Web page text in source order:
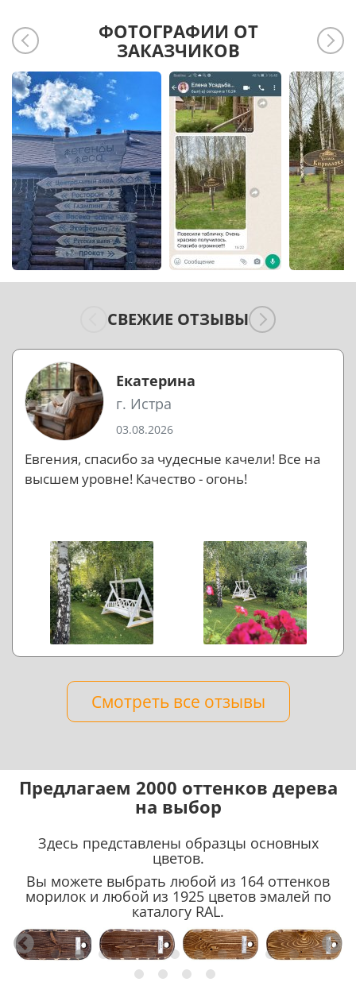
ФОТОГРАФИИ ОТ
ЗАКАЗЧИКОВ
СВЕЖИЕ ОТЗЫВЫ
Екатерина
г. Истра
03.08.2026
Евгения, спасибо за чудесные качели! Все на
высшем уровне! Качество - огонь!
Смотреть все отзывы
Предлагаем 2000 оттенков дерева
на выбор
Здесь представлены образцы основных
цветов.
Вы можете выбрать любой из 164 оттенков
морилок и любой из 1925 цветов эмалей по
каталогу RAL.